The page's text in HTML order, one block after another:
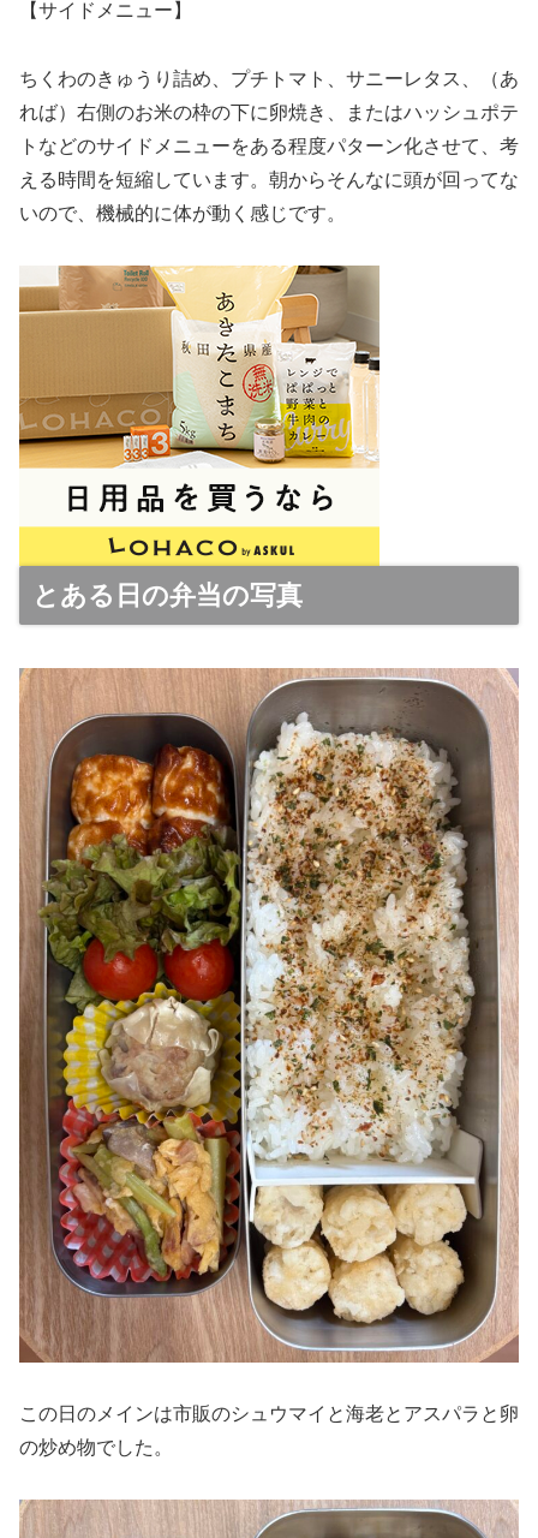
【サイドメニュー】
ちくわのきゅうり詰め、プチトマト、サニーレタス、（あ
れば）右側のお米の枠の下に卵焼き、またはハッシュポテ
トなどのサイドメニューをある程度パターン化させて、考
える時間を短縮しています。朝からそんなに頭が回ってな
いので、機械的に体が動く感じです。
とある日の弁当の写真
この日のメインは市販のシュウマイと海老とアスパラと卵
の炒め物でした。